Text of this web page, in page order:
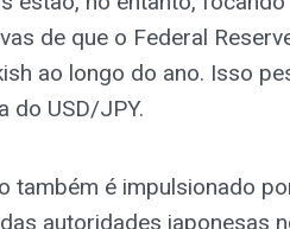
de que o Federal
ao longo do ano. Isso
do USD/JPY.
também é impulsionado
autoridades japonesas